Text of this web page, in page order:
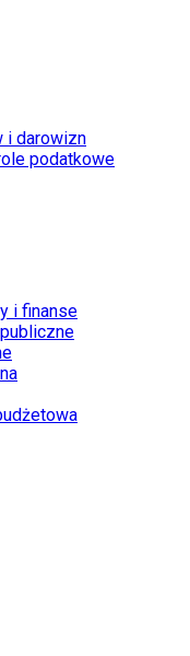
i darowizn
podatkowe
i finanse